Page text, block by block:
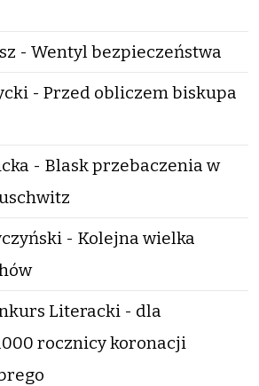
- Wentyl bezpieczeństwa
- Przed obliczem biskupa
- Blask przebaczenia w
- Kolejna wielka
Literacki - dla
rocznicy koronacji